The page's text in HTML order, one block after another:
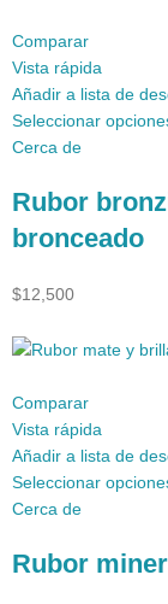
Comparar
Vista rápida
Añadir a lista de
Seleccionar
Cerca de
Rubor
bronceado
$12,500
Comparar
Vista rápida
Añadir a lista de
Seleccionar
Cerca de
Rubor